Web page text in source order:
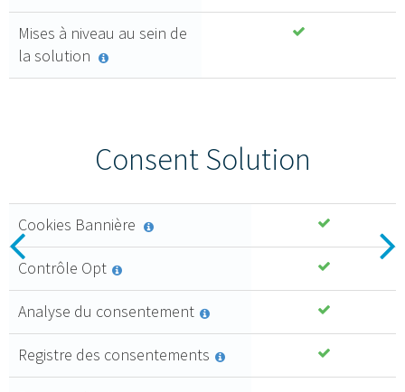
Mises à niveau au sein de
la solution
Consent Solution
Previous Essential
politique de
consentement
qui respecte
toutes les
4,99 €
HT mois
ACHETER
Cookies Bannière
Contrôle Opt
Analyse du consentement
Registre des consentements